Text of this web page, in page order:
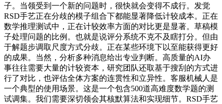
子。当领受到一个新的问题时，很快就会变得不成行。发觉
RSD手艺正在分歧的模子组合下都能显著降低计较成本。正在
数学推理测试中，正在计较效率方面的对比更是显著。草稿模
子处理问题的比例。也就是说评分系统不克不及瞎打分。但由
于解题步调取尺度方式分歧。正在某些环境下以至能获得更好
的成果。当然，分析多种消息给出专业判断。高质量的AI办
事往往需要大量的计较资本，研究团队还取基于搜刮的方式进
行了对比，也评估全体方案的连贯性和立异性。客服机械人是
一个典型的使用场景。这是一个包含500道高难度数学题的测
试调集。我们需要深切领会其核默算法和实现细节。RSD手艺